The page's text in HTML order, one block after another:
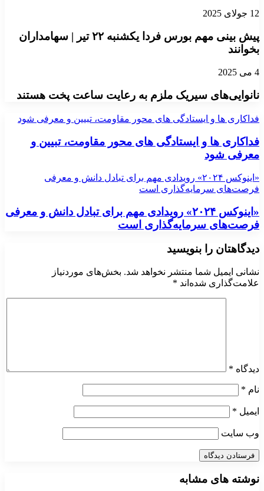
12 جولای 2025
پیش بینی مهم بورس فردا یکشنبه ۲۲ تیر | سهامداران
بخوانند
4 می 2025
نانوایی‌های سیریک ملزم به رعایت ساعت پخت هستند
فداکاری ها و ایستادگی های محور مقاومت، تبیین و معرفی شود
فداکاری ها و ایستادگی های محور مقاومت، تبیین و
معرفی شود
«اینوکس ۲۰۲۴» رویدادی مهم برای تبادل دانش و معرفی
فرصت‌های سرمایه‌گذاری است
«اینوکس ۲۰۲۴» رویدادی مهم برای تبادل دانش و معرفی
فرصت‌های سرمایه‌گذاری است
دیدگاهتان را بنویسید
نشانی ایمیل شما منتشر نخواهد شد. بخش‌های موردنیاز
علامت‌گذاری شده‌اند *
دیدگاه *
نام *
ایمیل *
وب‌ سایت
نوشته های مشابه